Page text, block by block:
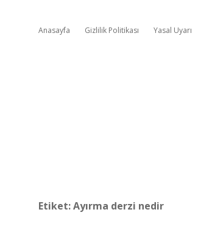
Anasayfa Gizlilik Politikası Yasal Uyarı
Etiket:Ayırma derzi nedir